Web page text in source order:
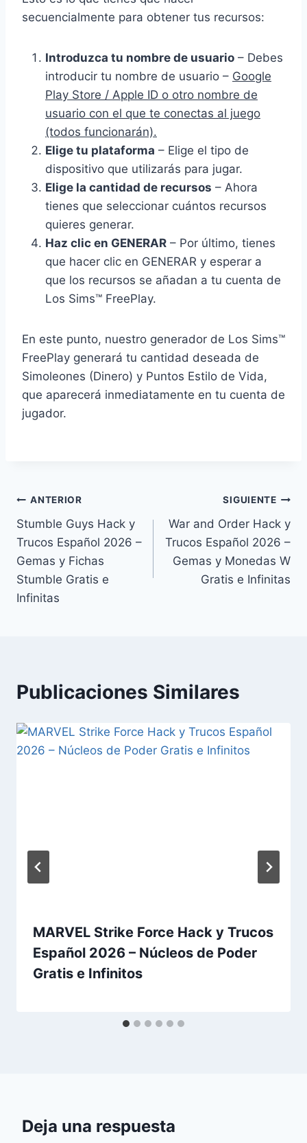
secuencialmente para obtener tus recursos:
Introduzca tu nombre de usuario – Debes
introducir tu nombre de usuario – Google
Play Store / Apple ID o otro nombre de
usuario con el que te conectas al juego
(todos funcionarán).
Elige tu plataforma – Elige el tipo de
dispositivo que utilizarás para jugar.
Elige la cantidad de recursos – Ahora
tienes que seleccionar cuántos recursos
quieres generar.
Haz clic en GENERAR – Por último, tienes
que hacer clic en GENERAR y esperar a
que los recursos se añadan a tu cuenta de
Los Sims™ FreePlay.
En este punto, nuestro generador de Los Sims™
FreePlay generará tu cantidad deseada de
Simoleones (Dinero) y Puntos Estilo de Vida,
que aparecerá inmediatamente en tu cuenta de
jugador.
Navegación
de
entradas
ANTERIOR
Stumble Guys Hack y
Trucos Español 2026 –
Gemas y Fichas
Stumble Gratis e
Infinitas
SIGUIENTE
War and Order Hack y
Trucos Español 2026 –
Gemas y Monedas W
Gratis e Infinitas
Publicaciones Similares
MARVEL Strike Force Hack y Trucos
Español 2026 – Núcleos de Poder
Gratis e Infinitos
Deja una respuesta